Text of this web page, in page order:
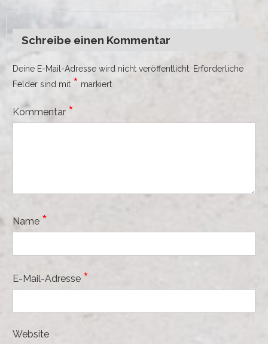
Schreibe einen Kommentar
Deine E-Mail-Adresse wird nicht veröffentlicht. Erforderliche
Felder sind mit * markiert
Kommentar *
Name *
E-Mail-Adresse *
Website